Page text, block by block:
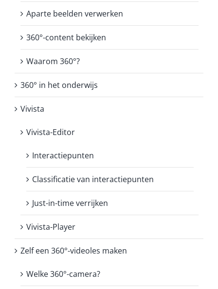
Aparte beelden verwerken
360°-content bekijken
Waarom 360°?
360° in het onderwijs
Vivista
Vivista-Editor
Interactiepunten
Classificatie van interactiepunten
Just-in-time verrijken
Vivista-Player
Zelf een 360°-videoles maken
Welke 360°-camera?